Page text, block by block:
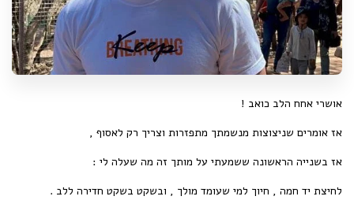
אושרי אחח הלב כואב !
אז אומרים שניצוצות מנשמתך מתפזרות וצריך רק לאסוף ,
אז בשנייה הראשונה ששמעתי על מותך זה מה שעלה לי :
לחיצת יד חמה , חיוך למי שעומד מולך , ובשקט בשקט חדירה ללב .